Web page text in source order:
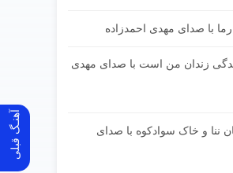
آهنـگ قبلی
با صدای مهدی احمدزاده
زندان من است با صدای مهدی
ننا و خاک سوادکوه با صدای